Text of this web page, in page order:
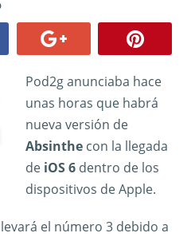
Pod2g anunciaba hace
unas horas que habrá
nueva versión de
Absinthecon la llegada
de iOS 6dentro de los
dispositivos de Apple.
el número 3 debido a